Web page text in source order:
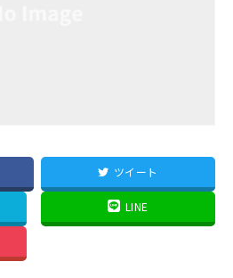
ツイート
LINE